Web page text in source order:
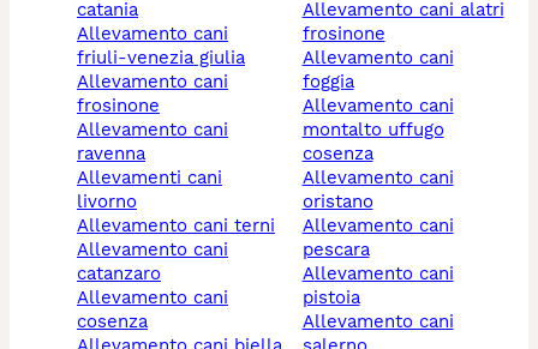
catania
allevamento cani
friuli-venezia giulia
allevamento cani
frosinone
allevamento cani
ravenna
allevamenti cani
livorno
allevamento cani terni
allevamento cani
catanzaro
allevamento cani
cosenza
allevamento cani alatri
frosinone
allevamento cani
foggia
allevamento cani
montalto uffugo
cosenza
allevamento cani
oristano
allevamento cani
pescara
allevamento cani
pistoia
allevamento cani